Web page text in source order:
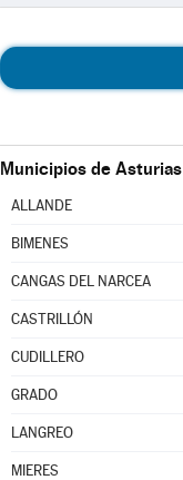
Municipios de Asturias
ALLANDE
BIMENES
CANGAS DEL NARCEA
CASTRILLÓN
CUDILLERO
GRADO
LANGREO
MIERES